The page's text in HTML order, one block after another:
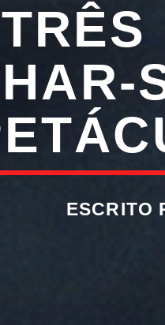
ESCRITO